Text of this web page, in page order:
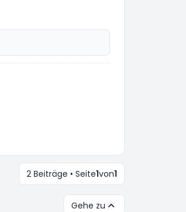
2 Beiträge • Seite1von1
Gehe zu